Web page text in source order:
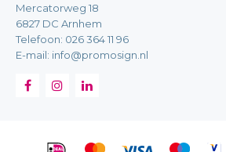
Mercatorweg 18
6827 DC Arnhem
Telefoon: 026 364 11 96
E-mail: info@promosign.nl